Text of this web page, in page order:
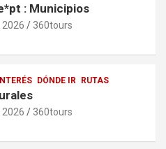
: Municipios
2026 360tours
DÓNDE IR RUTAS
2026 360tours